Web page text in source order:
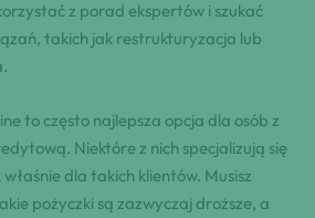
z porad ekspertów i szukać
takich jak restrukturyzacja lub
to często najlepsza opcja dla osób z
Niektóre z nich specjalizują się
dla takich klientów. Musisz
pożyczki są zazwyczaj droższe, a